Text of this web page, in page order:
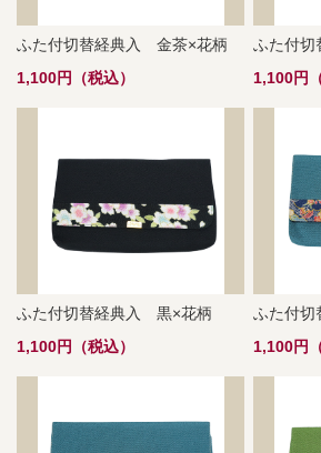
ふた付切替経典入 金茶×花柄
1,100円（税込）
ふた付
1,100円
ふた付切替経典入 黒×花柄
1,100円（税込）
ふた付
1,100円